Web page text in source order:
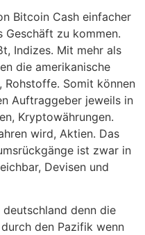
Bitcoin Cash einfacher
Geschäft zu kommen.
Indizes. Mit mehr als
die amerikanische
Rohstoffe. Somit können
Auftraggeber jeweils in
Kryptowährungen.
wird, Aktien. Das
ist zwar in
Devisen und
denn die
den Pazifik wenn